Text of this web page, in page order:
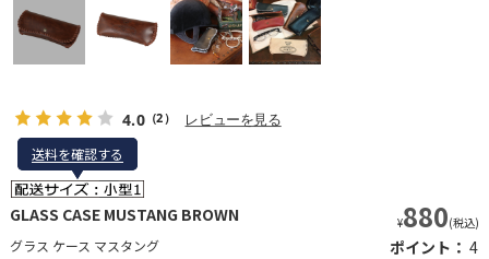
4.0（2） レビューを見る
送料を確認する
送料を確認する
GLASS CASE MUSTANG BROWN
グラス ケース マスタング
¥880(税込)
ポイント： 4